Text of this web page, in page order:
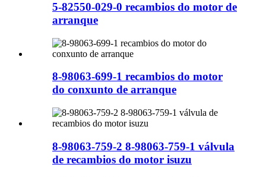
5-82550-029-0 recambios do motor de
arranque
8-98063-699-1 recambios do motor
do conxunto de arranque
8-98063-759-2 8-98063-759-1 válvula
de recambios do motor isuzu